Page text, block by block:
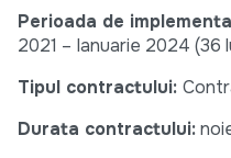
Perioada de
2021 – Ianuarie 2024 (36
Tipul contractului:
Durata contractului: